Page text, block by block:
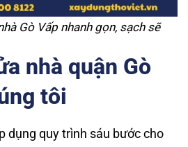
Gò Vấp nhanh gọn, sạch sẽ
nhà quận Gò
tôi
dụng quy trình sáu bước cho